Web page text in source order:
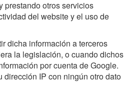
prestando otros servicios
del website y el uso de
dicha información a terceros
la legislación, o cuando dichos
por cuenta de Google.
dirección IP con ningún otro dato